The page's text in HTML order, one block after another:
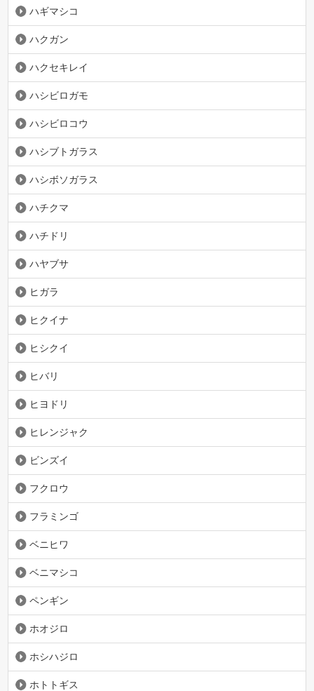
ハギマシコ
ハクガン
ハクセキレイ
ハシビロガモ
ハシビロコウ
ハシブトガラス
ハシボソガラス
ハチクマ
ハチドリ
ハヤブサ
ヒガラ
ヒクイナ
ヒシクイ
ヒバリ
ヒヨドリ
ヒレンジャク
ビンズイ
フクロウ
フラミンゴ
ベニヒワ
ベニマシコ
ペンギン
ホオジロ
ホシハジロ
ホトトギス